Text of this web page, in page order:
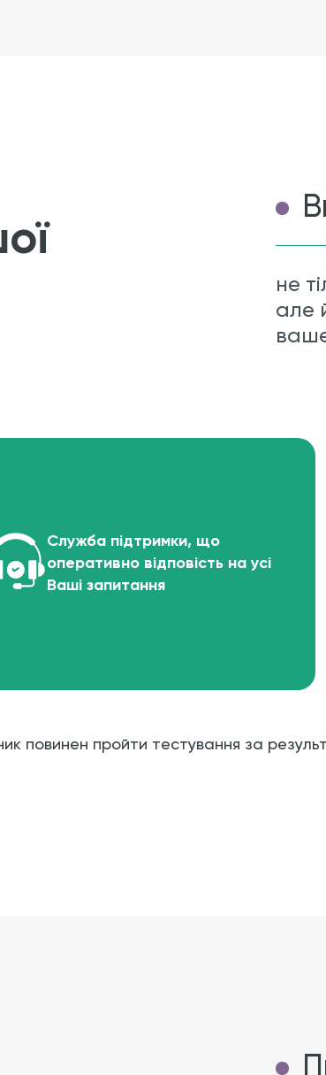
не
але
Служба підтримки, що
оперативно відповість на усі
Ваші запитання
повинен пройти тестування за